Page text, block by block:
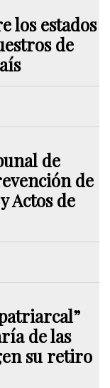
los estados
de
de
de
Actos de
de las
su retiro